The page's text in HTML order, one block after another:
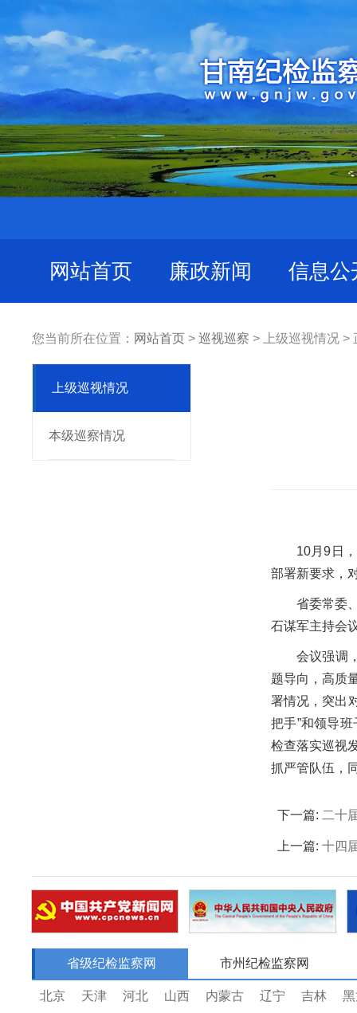
网站首页 廉政新闻 信息公
您当前所在位置： 网站首页 > 巡视巡察 > 上级巡视情况 >
上级巡视情况
本级巡察情况
10月9 日 ，
部署新要求，
省委常委
石谋军主持会
会议强调
题导向，高质
署情况，突出
把手”和领导
检查落实巡视
抓严管队伍，
下一篇: 二十
上一篇: 十四
省级纪检监察网 市州纪检监察网
北京 天津 河北 山西 内蒙古 辽宁 吉林